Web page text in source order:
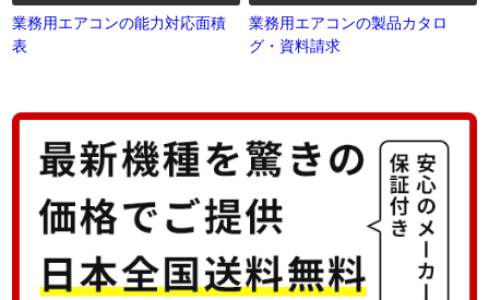
業務用エアコンの能力対応面積
表
業務用エアコンの製品カタロ
グ・資料請求